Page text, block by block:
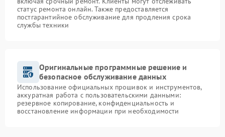
статус ремонта онлайн. Также предоставляется
постгарантийное обслуживание для продления срока
службы техники
Оригинальные программные решение и
безопасное обслуживание данных
Использование официальных прошивок и инструментов,
аккуратная работа с пользовательскими данными:
резервное копирование, конфиденциальность и
восстановление информации при необходимости